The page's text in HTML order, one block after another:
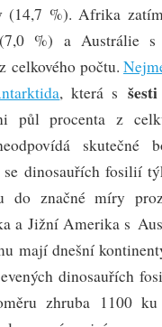
(14,7 %). Afrika
%) a Austrálie
celkového počtu.
, která s
půl procenta z
skutečné
dinosauřích fosilií
do značné míry
a Jižní Amerika s
mají dnešní
dinosauřích
zhruba 1100